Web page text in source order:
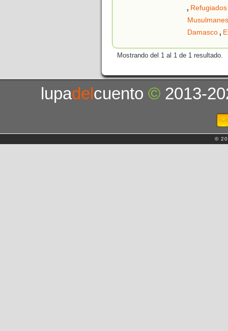
, Refugiados
Musulmanes
Damasco,
Mostrando del 1 al 1 de 1 resultado.
lupadelcuento© 2013-
©